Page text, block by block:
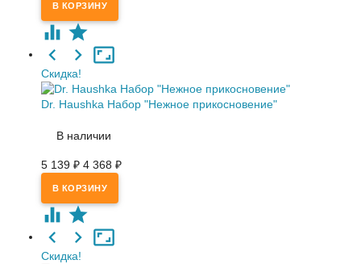
Скидка!
Dr. Haushka Набор "Нежное прикосновение"
В наличии
5 139 ₽ 4 368 ₽
Скидка!